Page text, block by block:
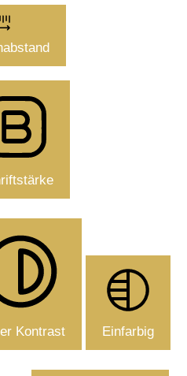
Kontrast
Einfarbig